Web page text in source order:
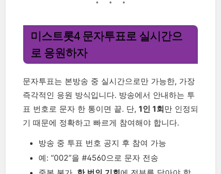
미스트롯4 문자투표로 실시간으
로 응원하자
문자투표는 본방송 중 실시간으로만 가능한, 가장
즉각적인 응원 방식입니다. 방송에서 안내하는 투
표 번호로 문자 한 통이면 끝. 단, 1인 1회만 인정되
기 때문에 정확하고 빠르게 참여해야 합니다.
방송 중 투표 번호 공지 후 참여 가능
예: “002”을 #4560으로 문자 전송